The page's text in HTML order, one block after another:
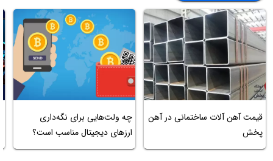
قیمت آهن آلات ساختمانی در آهن
پخش
چه ولت‌هایی برای نگه‌داری
ارزهای دیجیتال مناسب است؟